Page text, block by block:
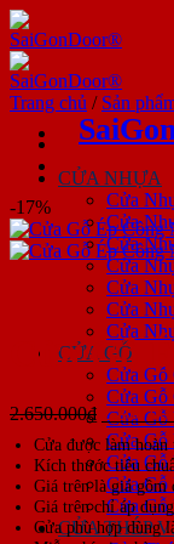
Bỏ
qua
nội
dung
CỬA NHỰA
Cửa
Cửa
Cửa
Cửa
Cửa
Cửa
Cửa
CỬA GỖ
Cửa Gỗ
Cửa Gỗ
Cửa Gỗ
Cửa Gỗ
Cửa Gỗ
Cửa Gỗ
Cửa Gỗ
CỬA THÉP
Trang chủ / Sản
-17%
Cửa Gỗ
2.650.000₫ Giá
gốc
là:
Cửa được làm
Kích thước tiêu
Giá trên là giá gồm
Giá trên chỉ áp
Cửa phù hợp dùng